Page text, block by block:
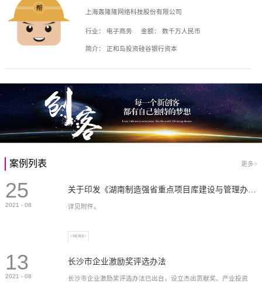
上海轰隆隆网络科技股份有限公司
行业： 电子商务 金额： 数千万人民币
简介： 正和岛投资硅谷银行资本
案例列表 更多>
25
2021 - 08 详见附件。
+MORE+
13
2021 - 08
长沙市企业激励奖评选办法
长沙市企业激励奖评选办法已出台，设立杰出贡献奖、产业投资